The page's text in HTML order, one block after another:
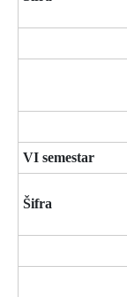
VI semestar
Šifra